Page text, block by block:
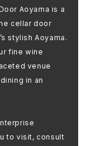
Aoyama is a
cellar door
stylish Aoyama.
fine wine
venue
in an
to visit, consult